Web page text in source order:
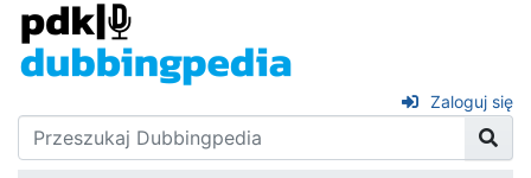
Zaloguj się